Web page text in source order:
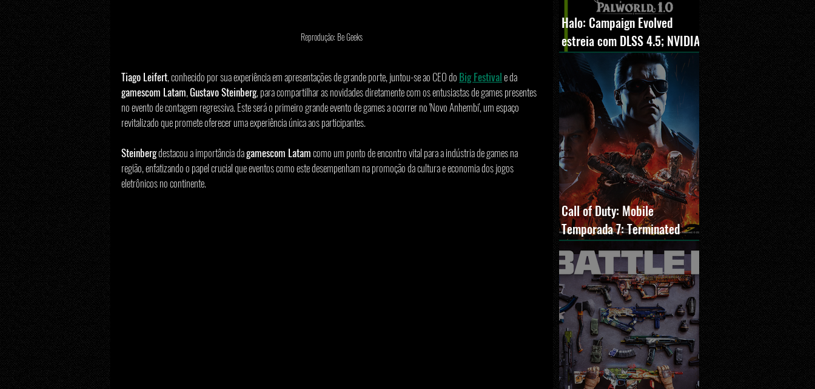
Reprodução: Be Geeks
Tiago Leifert, conhecido por sua experiência em apresentações de grande porte, juntou-se ao CEO do Big Festival e da
gamescom Latam, Gustavo Steinberg, para compartilhar as novidades diretamente com os entusiastas de games presentes
no evento de contagem regressiva. Este será o primeiro grande evento de games a ocorrer no 'Novo Anhembi', um espaço
revitalizado que promete oferecer uma experiência única aos participantes.
Steinberg destacou a importância da gamescom Latam como um ponto de encontro vital para a indústria de games na
região, enfatizando o papel crucial que eventos como este desempenham na promoção da cultura e economia dos jogos
eletrônicos no continente.
Halo: Campaign Evolved
estreia com DLSS 4.5; NVIDIA
lança novo GeForce Game
Ready Driver para grandes
lançamentos
Call of Duty: Mobile
Temporada 7: Terminated
estreia com O Exterminador
do Futuro 2, novos modos e
Cronen Squall